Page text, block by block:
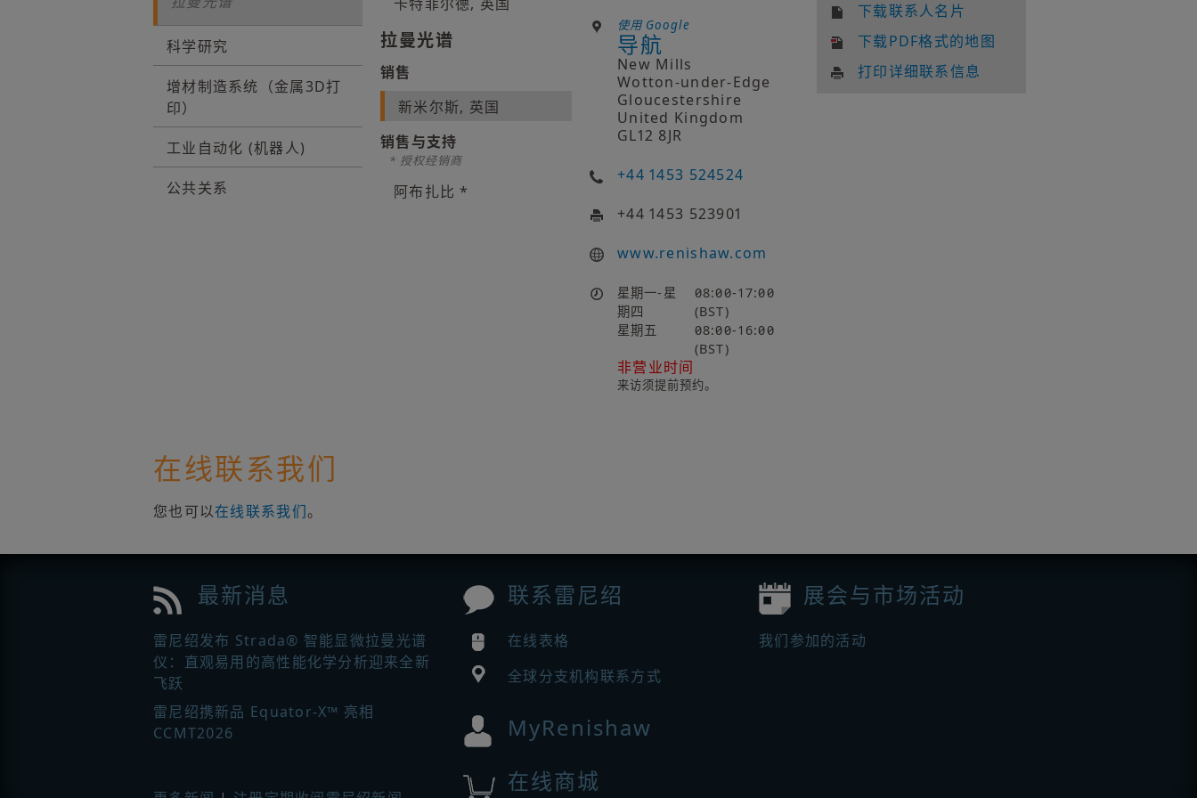
科学研究
增材制造系统（金属3D打
印）
工业自动化 (机器人)
公共关系
拉曼光谱
销售
新米尔斯, 英国
销售与支持
* 授权经销商
阿布扎比 *
使用 Google
导航
New Mills
Wotton-under-Edge
Gloucestershire
United Kingdom
GL12 8JR
+44 1453 524524
+44 1453 523901
www.renishaw.com
星期一-星
期四
08:00-17:00
(BST)
星期五
08:00-16:00
(BST)
非营业时间
来访须提前预约。
下载联系人名片
下载PDF格式的地图
打印详细联系信息
在线联系我们
您也可以在线联系我们。
最新消息
雷尼绍发布 Strada® 智能显微拉曼光谱
仪：直观易用的高性能化学分析迎来全新
飞跃
雷尼绍携新品 Equator-X™ 亮相
CCMT2026
联系雷尼绍
在线表格
全球分支机构联系方式
MyRenishaw
在线商城
展会与市场活动
我们参加的活动